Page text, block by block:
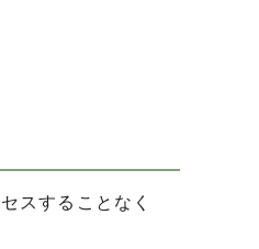
スすることなく